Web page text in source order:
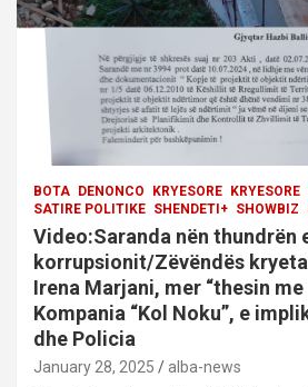
o
BOTA DENONCO KRYESORE KRYESORE
SATIRE POLITIKE SHENDETI+ SHOWBIZ
Video:Saranda nën thundrën
korrupsionit/Zëvëndës
Irena Marjani, mer “thesin me
Kompania “Kol Noku”, e
dhe Policia
January 28, 2025 alba-news